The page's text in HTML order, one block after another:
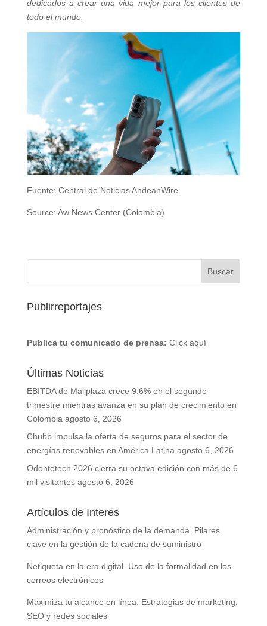
dedicados a crear una vida mejor para los clientes de
todo el mundo.
Fuente: Central de Noticias AndeanWire
Source: Aw News Center (Colombia)
Publirreportajes
Publica tu comunicado de prensa: Click aquí
Últimas Noticias
EBITDA de Mallplaza crece 9,6% en el segundo
trimestre mientras avanza en su plan de crecimiento en
Colombia agosto 6, 2026
Chubb impulsa la oferta de seguros para el sector de
energías renovables en América Latina agosto 6, 2026
Odontotech 2026 cierra su octava edición con más de 6
mil visitantes agosto 6, 2026
Artículos de Interés
Administración y pronóstico de la demanda. Pilares
clave en la gestión de la cadena de suministro
Netiqueta en la era digital. Uso de la formalidad en los
correos electrónicos
Maximiza tu alcance en línea. Estrategias de marketing,
SEO y redes sociales